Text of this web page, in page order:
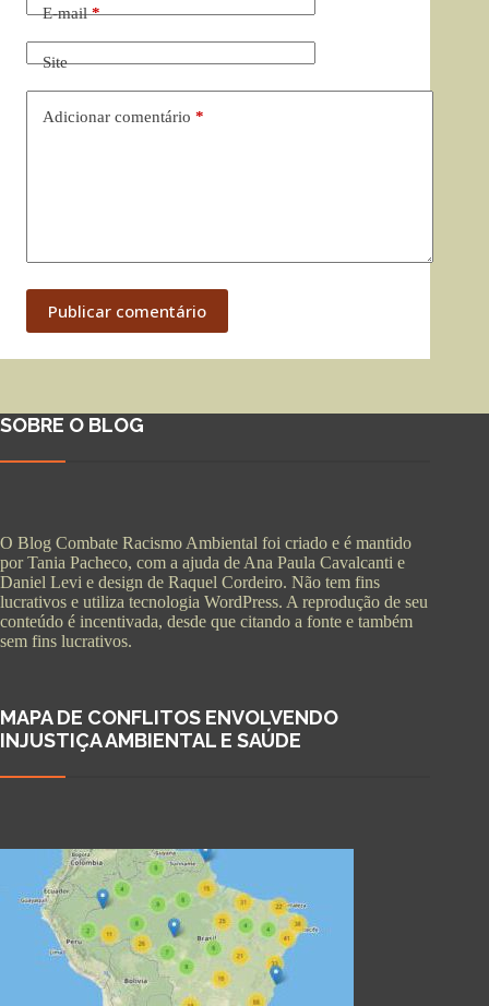
E-mail*
Site
Adicionar comentário *
Publicar comentário
SOBRE O BLOG
O Blog Combate Racismo Ambiental foi criado e é mantido
por Tania Pacheco, com a ajuda de Ana Paula Cavalcanti e
Daniel Levi e design de Raquel Cordeiro. Não tem fins
lucrativos e utiliza tecnologia WordPress. A reprodução de seu
conteúdo é incentivada, desde que citando a fonte e também
sem fins lucrativos.
MAPA DE CONFLITOS ENVOLVENDO
INJUSTIÇA AMBIENTAL E SAÚDE